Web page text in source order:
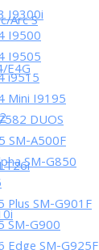
Arc S
E4G
I9300i
I9500
I9505
i9515
Mini I9195
DUOS
SM-A500F
SM-G850
Plus SM-G901F
SM-G900